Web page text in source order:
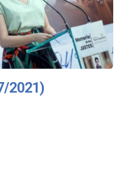
2021)